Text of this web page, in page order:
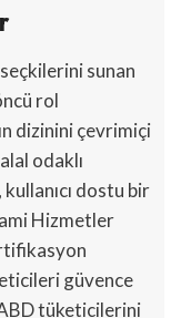
sunan
rol
dizinini çevrimiçi
odaklı
dostu bir
Hizmetler
güvence
tüketicilerini